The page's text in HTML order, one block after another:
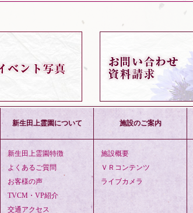
新生田上霊園について
新生田上霊園特徴
よくあるご質問
お客様の声
TVCM・VP紹介
交通アクセス
施設のご案内
施設概要
ＶＲコンテンツ
ライブカメラ